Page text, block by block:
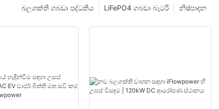
නිෂ්පාදන
LiFePO4 ගබඩා බැටරි
බලශක්ති ගබඩා පද්ධතිය